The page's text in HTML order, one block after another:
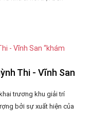
Thi - Vĩnh San
trương khu giải trí
bởi sự xuất hiện của